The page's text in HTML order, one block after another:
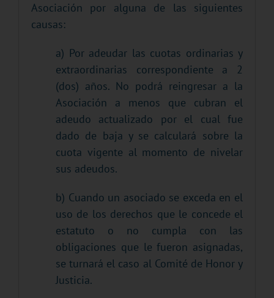
Asociación por alguna de las siguientes
causas:
a) Por adeudar las cuotas ordinarias y
extraordinarias correspondiente a 2
(dos) años. No podrá reingresar a la
Asociación a menos que cubran el
adeudo actualizado por el cual fue
dado de baja y se calculará sobre la
cuota vigente al momento de nivelar
sus adeudos.
b) Cuando un asociado se exceda en el
uso de los derechos que le concede el
estatuto o no cumpla con las
obligaciones que le fueron asignadas,
se turnará el caso al Comité de Honor y
Justicia.